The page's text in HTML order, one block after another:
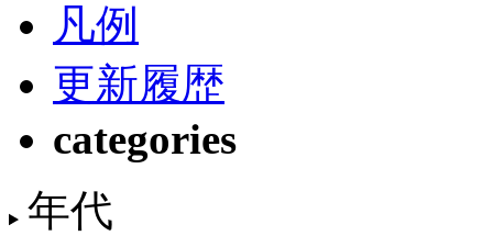
凡例
更新履歴
categories
年代